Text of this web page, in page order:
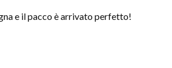
e il pacco è arrivato perfetto!